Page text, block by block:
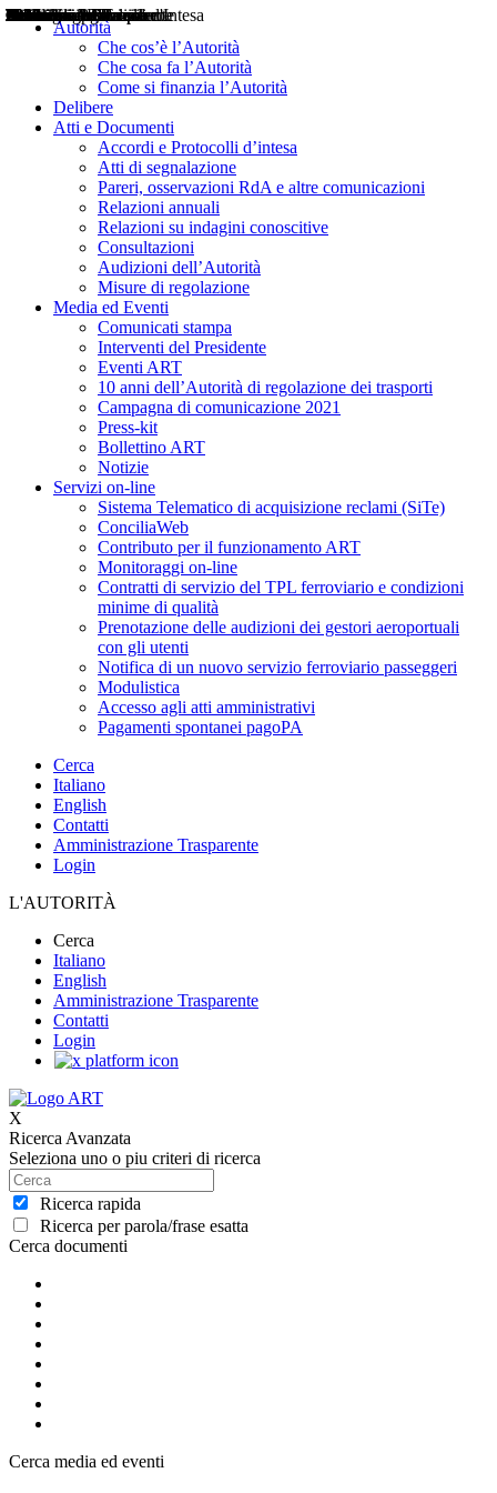
Autorità
Che cos’è l’Autorità
Che cosa fa l’Autorità
Come si finanzia l’Autorità
Delibere
Atti e Documenti
Accordi e Protocolli d’intesa
Atti di segnalazione
Pareri, osservazioni RdA e altre comunicazioni
Relazioni annuali
Relazioni su indagini conoscitive
Consultazioni
Audizioni dell’Autorità
Misure di regolazione
Media ed Eventi
Comunicati stampa
Interventi del Presidente
Eventi ART
10 anni dell’Autorità di regolazione dei trasporti
Campagna di comunicazione 2021
Press-kit
Bollettino ART
Notizie
Servizi on-line
Sistema Telematico di acquisizione reclami (SiTe)
ConciliaWeb
Contributo per il funzionamento ART
Monitoraggi on-line
Contratti di servizio del TPL ferroviario e condizioni
minime di qualità
Prenotazione delle audizioni dei gestori aeroportuali
con gli utenti
Notifica di un nuovo servizio ferroviario passeggeri
Modulistica
Accesso agli atti amministrativi
Pagamenti spontanei pagoPA
Cerca
Italiano
English
Contatti
Amministrazione Trasparente
Login
L'AUTORITÀ
Cerca
Italiano
English
Amministrazione Trasparente
Contatti
Login
X
Ricerca Avanzata
Seleziona uno o piu criteri di ricerca
Ricerca rapida
Ricerca per parola/frase esatta
Cerca documenti
Delibere
Pareri
Consultazioni
Audizioni
Atti di Segnalazione
Accordi e Protocolli d'Intesa
Relazioni annuali
Misure di regolazione
Cerca media ed eventi
Notizie
Comunicati Stampa
Bollettini ART
Convegni ART
Interviste del Presidente
Articoli in primo piano
Interventi del Presidente
2004
2005
2010
2013
2014
2015
2016
2017
2018
2019
202
2020
2021
2022
2023
2024
2025
2026
Aereo
Marittimo
Terrestre